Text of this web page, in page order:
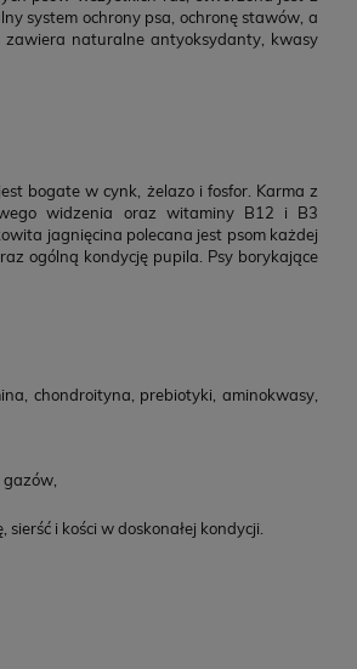
system ochrony psa, ochronę stawów, a
zawiera naturalne antyoksydanty, kwasy
bogate w cynk, żelazo i fosfor. Karma z
widzenia oraz witaminy B12 i B3
jagnięcina polecana jest psom każdej
ogólną kondycję pupila. Psy borykające
chondroityna, prebiotyki, aminokwasy,
i kości w doskonałej kondycji.